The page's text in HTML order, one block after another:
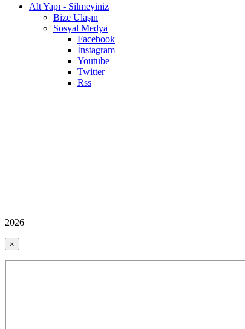
Alt Yapı - Silmeyiniz
Bize Ulaşın
Sosyal Medya
Facebook
İnstagram
Youtube
Twitter
Rss
2026
×